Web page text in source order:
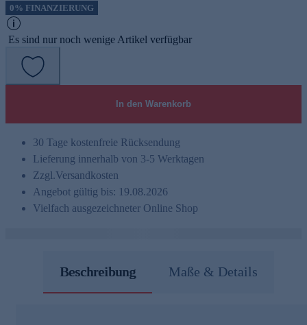
0% FINANZIERUNG
Es sind nur noch wenige Artikel verfügbar
In den Warenkorb
30 Tage kostenfreie Rücksendung
Lieferung innerhalb von 3-5 Werktagen
Zzgl.Versandkosten
Angebot gültig bis: 19.08.2026
Vielfach ausgezeichneter Online Shop
Beschreibung Maße & Details